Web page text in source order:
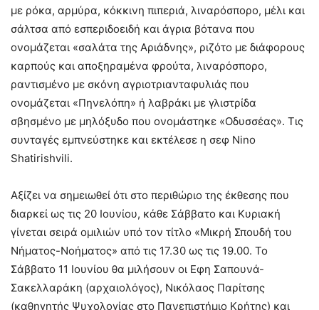
με ρόκα, αρμύρα, κόκκινη πιπεριά, λιναρόσπορο, μέλι και
σάλτσα από εσπεριδοειδή και άγρια βότανα που
ονομάζεται «σαλάτα της Αριάδνης», ριζότο με διάφορους
καρπούς και αποξηραμένα φρούτα, λιναρόσπορο,
ραντισμένο με σκόνη αγριοτριανταφυλιάς που
ονομάζεται «Πηνελόπη» ή λαβράκι με γλιστρίδα
σβησμένο με μηλόξυδο που ονομάστηκε «Οδυσσέας». Τις
συνταγές εμπνεύστηκε και εκτέλεσε η σεφ Nino
Shatirishvili.
Αξίζει να σημειωθεί ότι στο περιθώριο της έκθεσης που
διαρκεί ως τις 20 Ιουνίου, κάθε Σάββατο και Κυριακή
γίνεται σειρά ομιλιών υπό τον τίτλο «Μικρή Σπουδή του
Νήματος-Νοήματος» από τις 17.30 ως τις 19.00. Το
Σάββατο 11 Ιουνίου θα μιλήσουν οι Εφη Σαπουνά-
Σακελλαράκη (αρχαιολόγος), Νικόλαος Παρίτσης
(καθηγητής Ψυχολογίας στο Πανεπιστήμιο Κρήτης) και